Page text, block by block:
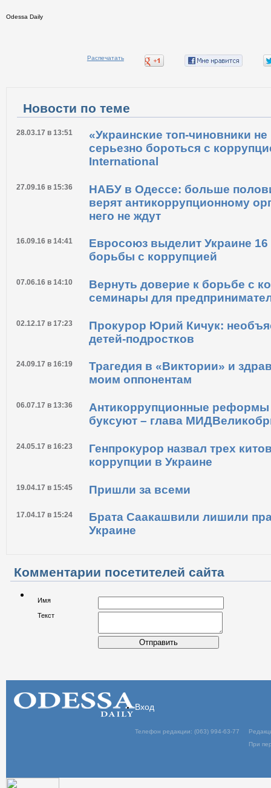
Odessa Daily
Распечатать
Новости по теме
28.03.17 в 13:51
«Украинские топ-чиновники
серьезно бороться с
International
27.09.16 в 15:36
НАБУ в Одессе: больше
верят антикоррупционному
него не ждут
16.09.16 в 14:41
Евросоюз выделит Украине
борьбы с коррупцией
07.06.16 в 14:10
Вернуть доверие к борьбе с
семинары для
02.12.17 в 17:23
Прокурор Юрий Кичук:
детей-подростков
24.09.17 в 16:19
Трагедия в «Виктории» и
моим оппонентам
06.07.17 в 13:36
Антикоррупционные реформы
буксуют – глава
24.05.17 в 16:23
Генпрокурор назвал трех
коррупции в Украине
19.04.17 в 15:45 Пришли за всеми
17.04.17 в 15:24
Брата Саакашвили лишили
Украине
Комментарии посетителей сайта
Имя
Текст
Отправить
Вход
Телефон редакции: (063) 994-63-77
При